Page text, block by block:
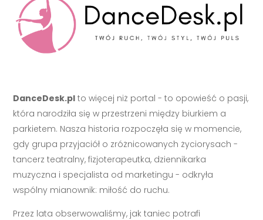
DanceDesk.pl to więcej niż portal - to opowieść o pasji,
która narodziła się w przestrzeni między biurkiem a
parkietem. Nasza historia rozpoczęła się w momencie,
gdy grupa przyjaciół o zróżnicowanych życiorysach -
tancerz teatralny, fizjoterapeutka, dziennikarka
muzyczna i specjalista od marketingu - odkryła
wspólny mianownik: miłość do ruchu.
Przez lata obserwowaliśmy, jak taniec potrafi